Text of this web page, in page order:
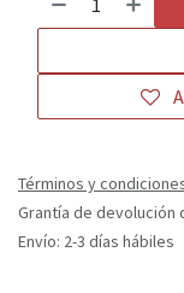
Términos y
Grantía de devolución
Envío: 2-3 días hábiles